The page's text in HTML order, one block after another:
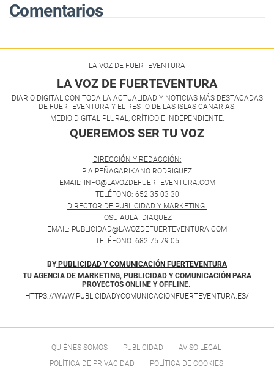
Comentarios
LA VOZ DE FUERTEVENTURA
LA VOZ DE FUERTEVENTURA
DIARIO DIGITAL CON TODA LA ACTUALIDAD Y NOTICIAS MÁS DESTACADAS
DE FUERTEVENTURA Y EL RESTO DE LAS ISLAS CANARIAS.
MEDIO DIGITAL PLURAL, CRÍTICO E INDEPENDIENTE.
QUEREMOS SER TU VOZ.
DIRECCIÓN Y REDACCIÓN:
PIA PEÑAGARIKANO RODRIGUEZ
EMAIL: INFO@LAVOZDEFUERTEVENTURA.COM
TELÉFONO: 652 35 03 30
DIRECTOR DE PUBLICIDAD Y MARKETING:
IOSU AULA IDIAQUEZ
EMAIL: PUBLICIDAD@LAVOZDEFUERTEVENTURA.COM
TELÉFONO: 682 75 79 05
BY PUBLICIDAD Y COMUNICACIÓN FUERTEVENTURA
TU AGENCIA DE MARKETING, PUBLICIDAD Y COMUNICACIÓN PARA
PROYECTOS ONLINE Y OFFLINE.
HTTPS://WWW.PUBLICIDADYCOMUNICACIONFUERTEVENTURA.ES/
QUIÉNES SOMOS PUBLICIDAD
AVISO LEGAL
POLÍTICA DE PRIVACIDAD
POLÍTICA DE COOKIES